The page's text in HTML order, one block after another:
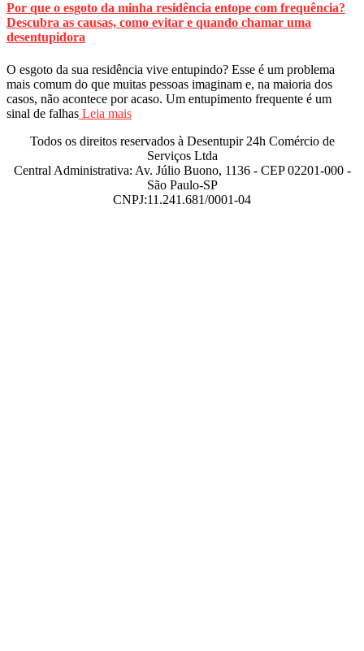
Por que o esgoto da minha residência entope com frequência?
Descubra as causas, como evitar e quando chamar uma
desentupidora
O esgoto da sua residência vive entupindo? Esse é um problema
mais comum do que muitas pessoas imaginam e, na maioria dos
casos, não acontece por acaso. Um entupimento frequente é um
sinal de falhas Leia mais
Todos os direitos reservados à Desentupir 24h Comércio de
Serviços Ltda
Central Administrativa: Av. Júlio Buono, 1136 - CEP 02201-000 -
São Paulo-SP
CNPJ:11.241.681/0001-04